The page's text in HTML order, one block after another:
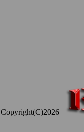
Copyright(C)2026